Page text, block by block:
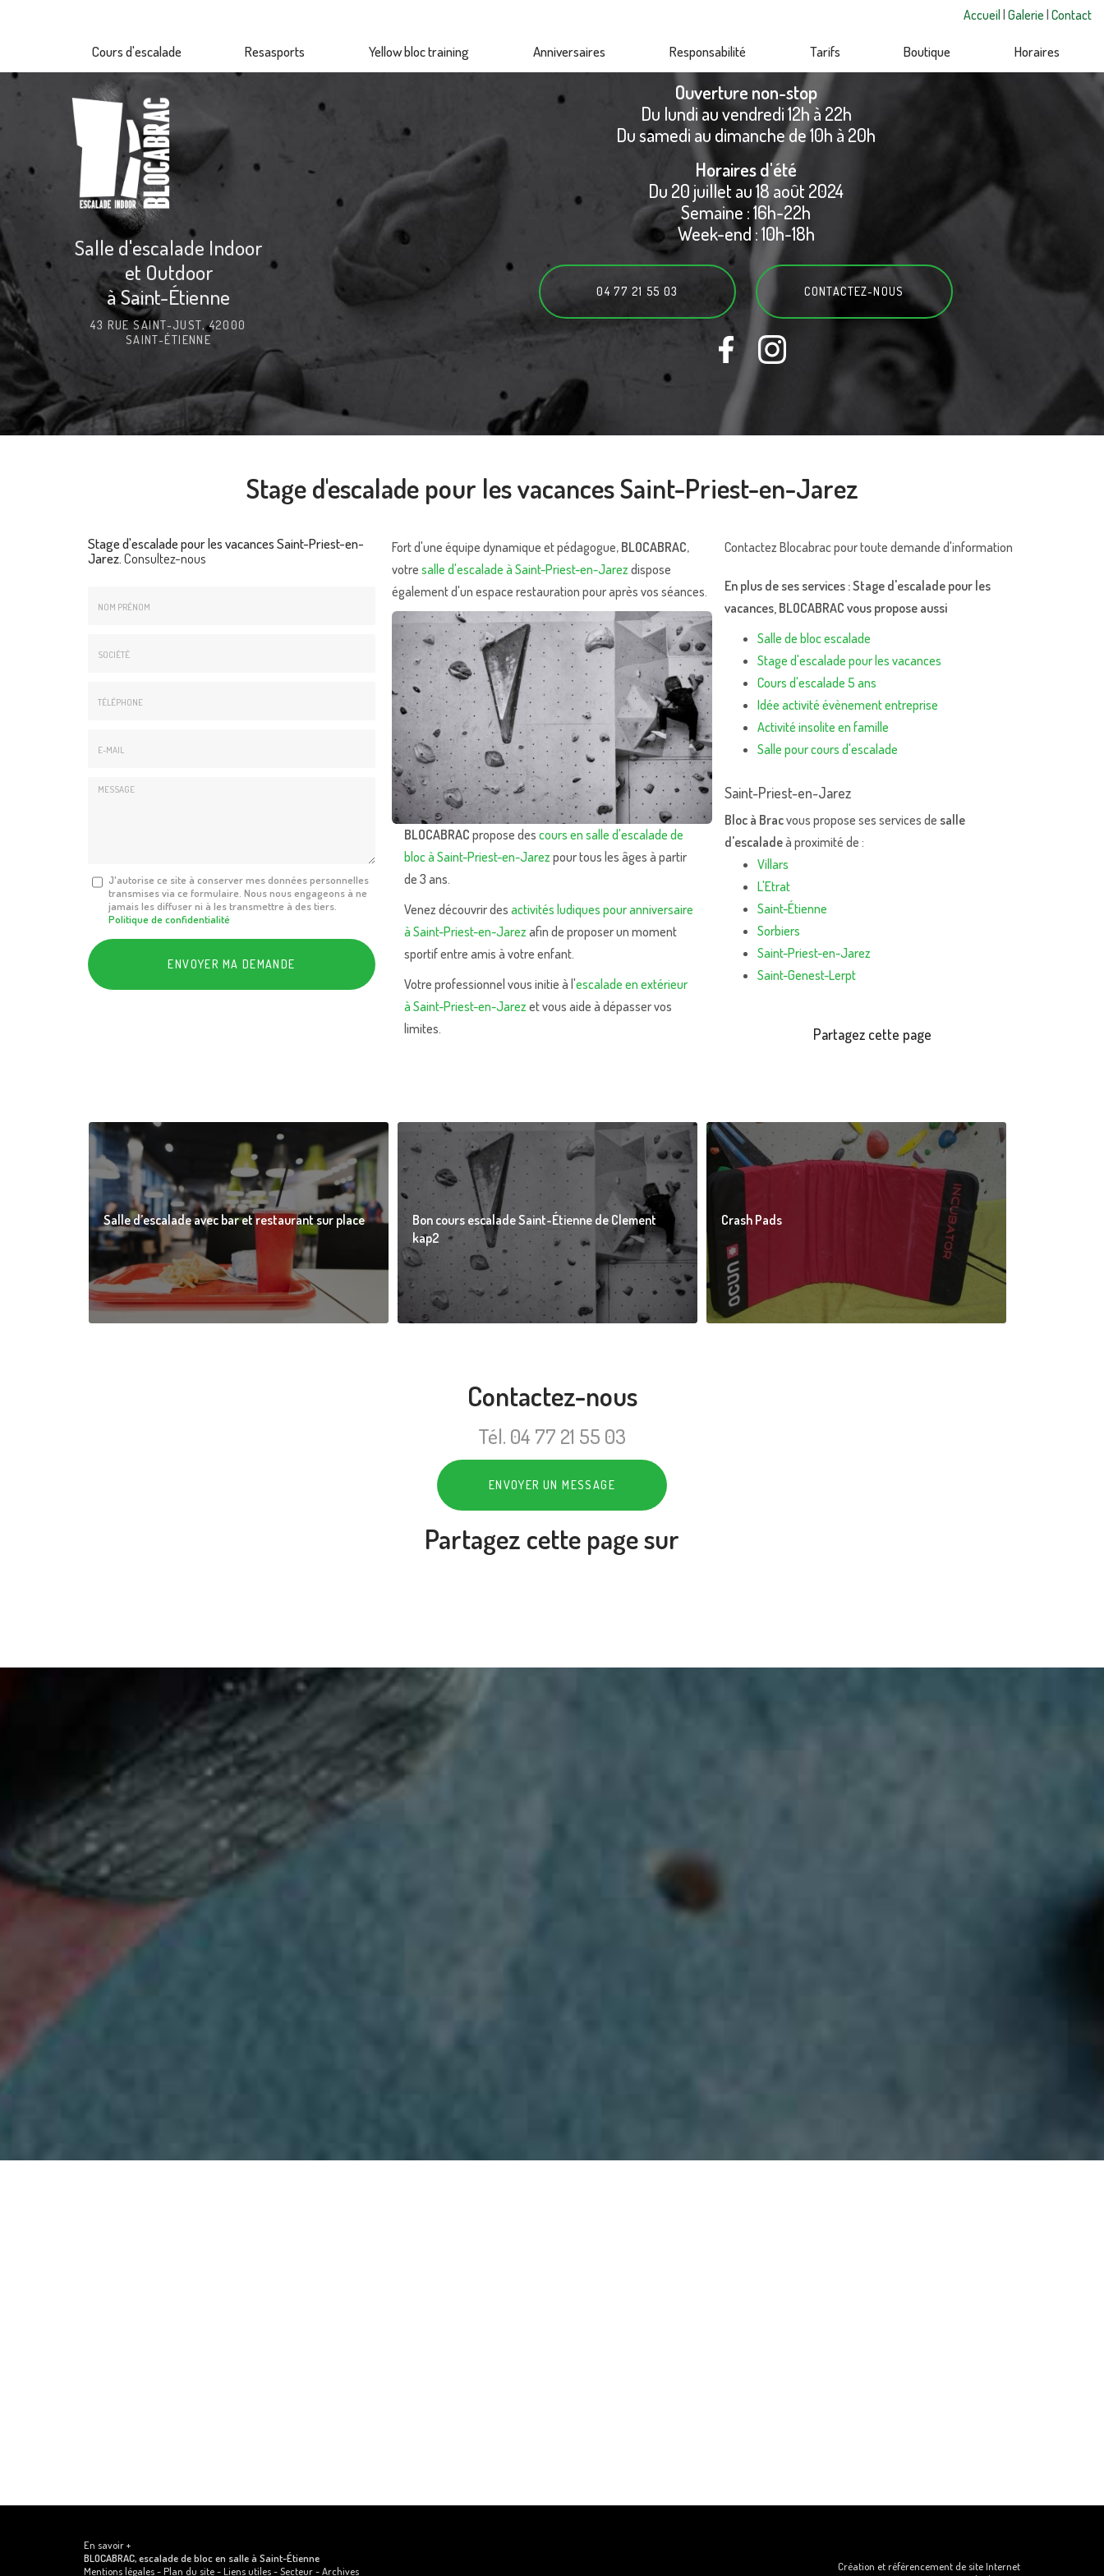
principal
Accueil Galerie Contact
Cours d'escalade Resasports Yellow bloc training Anniversaires Responsabilité Tarifs Boutique Horaires
Salle d'escalade Indoor
et Outdoor
à Saint-Étienne
43 RUE SAINT-JUST, 42000
SAINT-ÉTIENNE
Ouverture non-stop
Du lundi au vendredi 12h à 22h
Du samedi au dimanche de 10h à 20h
Horaires d'été
Du 20 juillet au 18 août 2024
Semaine : 16h-22h
Week-end : 10h-18h
04 77 21 55 03 CONTACTEZ-NOUS
Stage d'escalade pour les vacances Saint-Priest-en-Jarez
Stage d'escalade pour les vacances Saint-Priest-en-
Jarez.Consultez-nous
MessageJ'autorise ce site à conserver mes données personnelles
transmises via ce formulaire. Nous nous engageons à ne
jamais les diffuser ni à les transmettre à des tiers.
Politique de confidentialité
Acceptation
RGPD
ENVOYER MA DEMANDE
Fort d'une équipe dynamique et pédagogue, BLOCABRAC,
votre salle d'escalade à Saint-Priest-en-Jarezdispose
également d'un espace restauration pour après vos séances.
BLOCABRAC propose des cours en salle d'escalade de
bloc à Saint-Priest-en-Jarez pour tous les âges à partir
de 3 ans.
Venez découvrir des activités ludiques pour anniversaire
à Saint-Priest-en-Jarez afin de proposer un moment
sportif entre amis à votre enfant.
Votre professionnel vous initie à l'escalade en extérieur
à Saint-Priest-en-Jarez et vous aide à dépasser vos
limites.
Contactez Blocabrac pour toute demande d'information
En plus de ses services :Stage d'escalade pour les
vacances, BLOCABRAC vous propose aussi
Salle de bloc escalade
Stage d'escalade pour les vacances
Cours d'escalade 5 ans
Idée activité évènement entreprise
Activité insolite en famille
Salle pour cours d'escalade
Saint-Priest-en-Jarez
Bloc à Bracvous propose ses services de salle
d'escaladeà proximité de :
Villars
L'Etrat
Saint-Étienne
Sorbiers
Saint-Priest-en-Jarez
Saint-Genest-Lerpt
Salle d’escalade avec bar et restaurant sur place
Bon cours escalade Saint-Étienne de Clement
kap2
Crash Pads
Contactez-nous
Tél. 04 77 21 55 03
ENVOYER UN MESSAGE
Partagez cette page sur
En savoir +
BLOCABRAC, escalade de bloc en salleà Saint-Étienne
Mentions légales-Plan du site-Liens utiles-Secteur-Archives
Création et référencement de site Internet